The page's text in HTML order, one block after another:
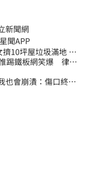
新聞網
娛樂星聞APP
10坪屋垃圾滿地 驚
踢鐵板網笑爆 律師
也會崩潰：傷口終究